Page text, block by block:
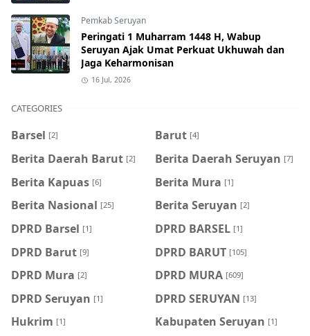
Pemkab Seruyan
Peringati 1 Muharram 1448 H, Wabup
Seruyan Ajak Umat Perkuat Ukhuwah dan
Jaga Keharmonisan
16 Jul, 2026
CATEGORIES
Barsel [2] Barut [4]
Berita Daerah Barut [2] Berita Daerah Seruyan [7]
Berita Kapuas [6] Berita Mura [1]
Berita Nasional [25] Berita Seruyan [2]
DPRD Barsel [1] DPRD BARSEL [1]
DPRD Barut [9] DPRD BARUT [105]
DPRD Mura [2] DPRD MURA [609]
DPRD Seruyan [1] DPRD SERUYAN [13]
Hukrim [1] Kabupaten Seruyan [1]